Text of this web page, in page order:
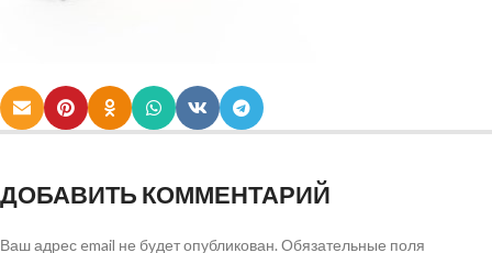
ДОБАВИТЬ КОММЕНТАРИЙ
Ваш адрес email не будет опубликован. Обязательные поля